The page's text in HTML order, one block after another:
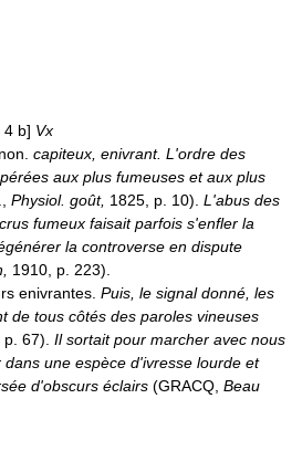
4 b] Vx
capiteux, enivrant. L'ordre des
aux plus fumeuses et aux plus
Physiol. goût, 1825, p. 10). L'abus des
fumeux faisait parfois s'enfler la
la controverse en dispute
1910, p. 223).
enivrantes. Puis, le signal donné, les
de tous côtés des paroles vineuses
67). Il sortait pour marcher avec nous
une espèce d'ivresse lourde et
d'obscurs éclairs (GRACQ, Beau